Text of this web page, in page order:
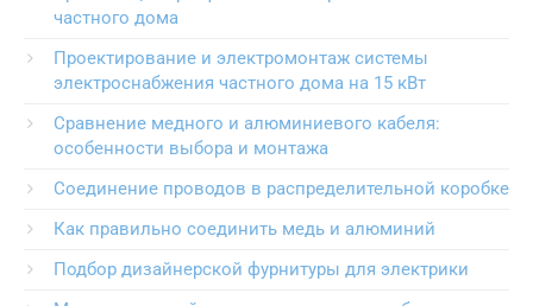
частного дома
Проектирование и электромонтаж системы
электроснабжения частного дома на 15 кВт
Сравнение медного и алюминиевого кабеля:
особенности выбора и монтажа
Соединение проводов в распределительной коробке
Как правильно соединить медь и алюминий
Подбор дизайнерской фурнитуры для электрики